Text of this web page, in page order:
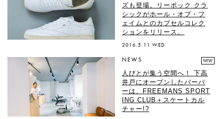
ズも登場。リーボック クラ
シックがホール・オブ・フ
ェイムとのカプセルコレク
ションをリリース。
2016.5.11 WED
NEWS NEW
人びとが集う空間へ！ 下高
井戸にオープンしたバーバ
ーは、FREEMANS SPORT
ING CLUB＋スケートカル
チャー!?